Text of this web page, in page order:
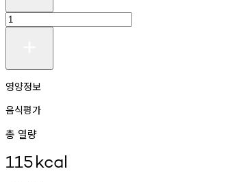
영양정보
음식평가
총 열량
115kcal